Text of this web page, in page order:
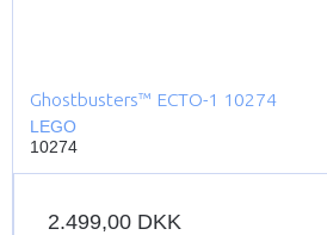
Ghostbusters™ ECTO-1 10274
LEGO
10274
2.499,00 DKK